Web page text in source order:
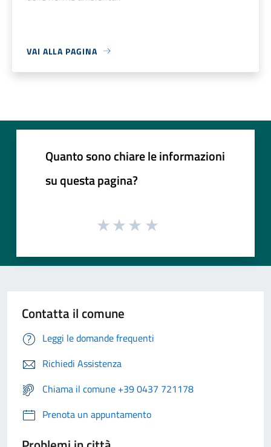
VAI ALLA PAGINA
Quanto sono chiare le informazioni
su questa pagina?
Contatta il comune
Leggi le domande frequenti
Richiedi Assistenza
Chiama il comune +39 0437 721178
Prenota un appuntamento